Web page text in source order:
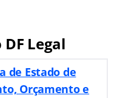
Legal
de Estado de
Orçamento e